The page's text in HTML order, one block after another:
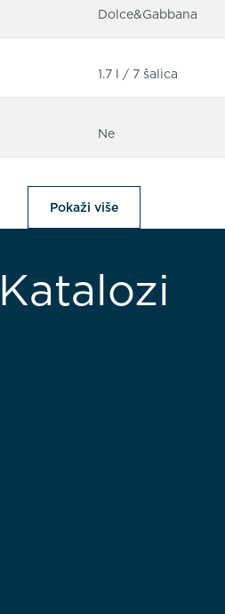
Dolce&Gabbana
1.7 l / 7 šalica
Ne
Pokaži više
Katalozi